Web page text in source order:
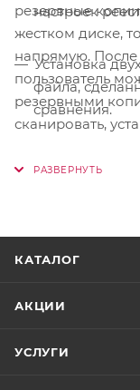
резервные
жестком диске,
напрямую. После
пользователь
резервными
сканировать,
настроек
Установка
файла,
сравнения.
Просмотр или
диска,
машины.
Установка
КАТАЛОГ
АКЦИИ
УСЛУГИ